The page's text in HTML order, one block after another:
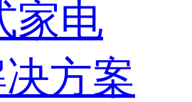
家电
方案